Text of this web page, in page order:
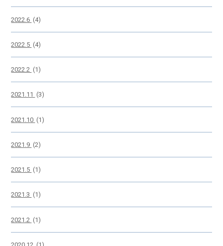
2022.6 (4)
2022.5 (4)
2022.2 (1)
2021.11 (3)
2021.10 (1)
2021.9 (2)
2021.5 (1)
2021.3 (1)
2021.2 (1)